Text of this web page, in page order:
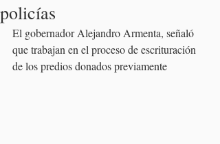
policías
El gobernador Alejandro Armenta, señaló
que trabajan en el proceso de escrituración
de los predios donados previamente